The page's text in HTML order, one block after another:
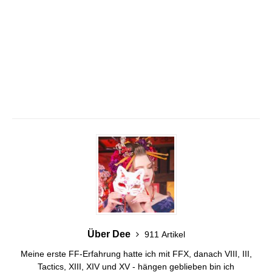
Über Dee
911 Artikel
Meine erste FF-Erfahrung hatte ich mit FFX, danach VIII, III,
Tactics, XIII, XIV und XV - hängen geblieben bin ich